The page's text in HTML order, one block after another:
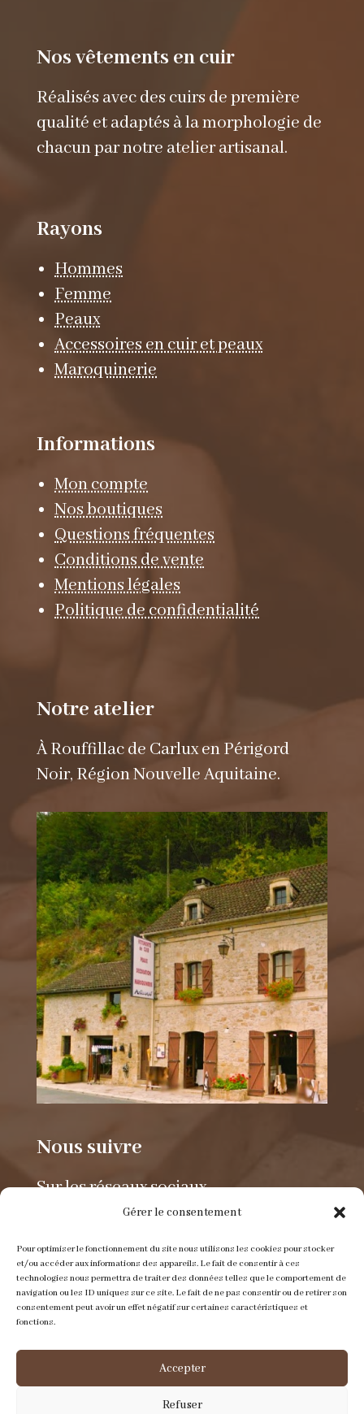
Gérer le consentement
Pour optimiser le fonctionnement du site nous utilisons les cookies pour stocker
et/ou accéder aux informations des appareils. Le fait de consentir à ces
technologies nous permettra de traiter des données telles que le comportement de
navigation ou les ID uniques sur ce site. Le fait de ne pas consentir ou de retirer son
consentement peut avoir un effet négatif sur certaines caractéristiques et
fonctions.
Accepter
Refuser
Nos vêtements en cuir
Réalisés avec des cuirs de première
qualité et adaptés à la morphologie de
chacun par notre atelier artisanal.
Rayons
Hommes
Femme
Peaux
Accessoires en cuir et peaux
Maroquinerie
Informations
Mon compte
Nos boutiques
Questions fréquentes
Conditions de vente
Mentions légales
Politique de confidentialité
Notre atelier
À Rouffillac de Carlux en Périgord
Noir, Région Nouvelle Aquitaine.
Nous suivre
Sur les réseaux sociaux.
Envoyer un e-mail
contact@itinerance-cuir.fr